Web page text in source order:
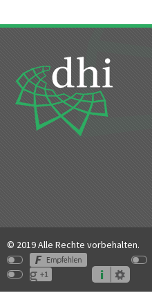
© 2019 Alle Rechte vorbehalten.